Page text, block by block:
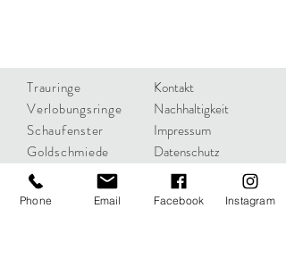
Trauringe
Verlobungsringe
Schaufenster
Goldschmiede
News
Kontakt
Nachhaltigkeit
Impressum
Datenschutz
Goldschmied + Juwelier
Phone Email Facebook Instagram